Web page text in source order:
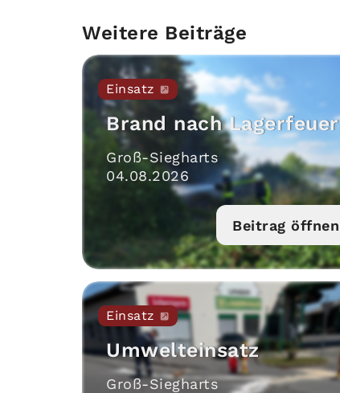
Weitere Beiträge
Einsatz
Brand nach Lagerfeuer
Groß-Siegharts
04.08.2026
Beitrag öffnen
Einsatz
Umwelteinsatz
Groß-Siegharts